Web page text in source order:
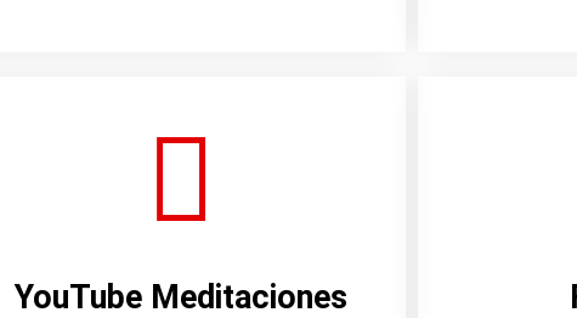
YouTube Meditaciones